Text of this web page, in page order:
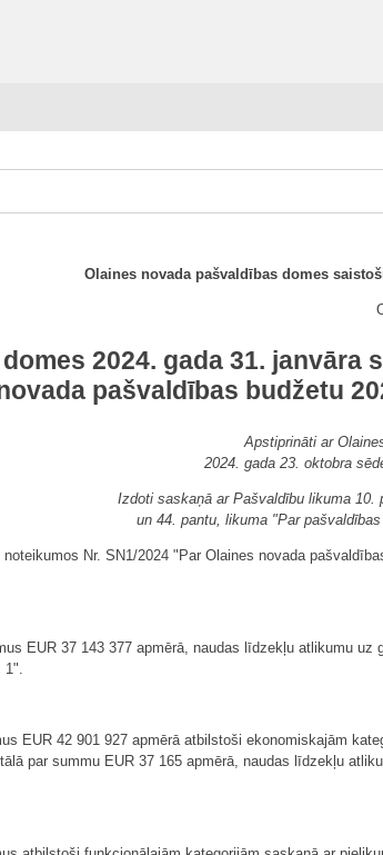
Olaines novada pašvaldības domes
2024. gada 31. janvāra
pašvaldības budžetu
Apstiprināti ar
2024. gada 23. oktobra
Izdoti saskaņā ar Pašvaldību likuma 10.
un 44. pantu, likuma "Par
Nr. SN1/2024 "Par Olaines novada
EUR 37 143 377 apmērā, naudas līdzekļu atlikumu uz
1".
EUR 42 901 927 apmērā atbilstoši ekonomiskajām
par summu EUR 37 165 apmērā, naudas līdzekļu